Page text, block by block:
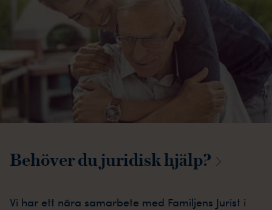
Behöver du juridiskhjälp?
Vi har ett nära samarbete med Familjens Jurist i